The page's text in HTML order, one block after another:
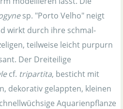
sp. "Porto Velho" neigt
wirkt durch ihre schmal-
teilweise leicht purpurn
Der Dreiteilige
cf. tripartita, besticht mit
dekorativ gelappten, kleinen
Aquarienpflanze